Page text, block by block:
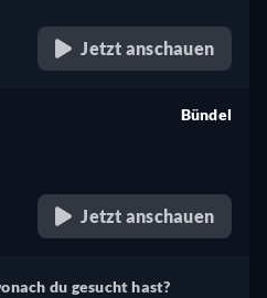
Jetzt anschauen
Bündel
Jetzt anschauen
du gesucht hast?